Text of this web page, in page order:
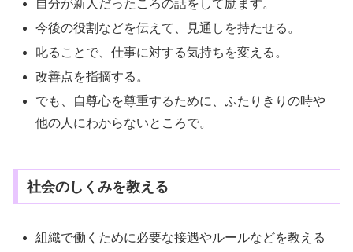
自分が新人だったころの話をして励ます。
今後の役割などを伝えて、見通しを持たせる。
叱ることで、仕事に対する気持ちを変える。
改善点を指摘する。
でも、自尊心を尊重するために、ふたりきりの時や
他の人にわからないところで。
社会のしくみを教える
組織で働くために必要な接遇やルールなどを教える